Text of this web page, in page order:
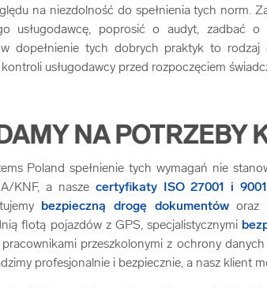
na niezdolność do spełnienia tych norm.
usługodawcę, poprosić o audyt, zadbać
dopełnienie tych dobrych praktyk to rodzaj
usługodawcy przed rozpoczęciem
NA POTRZEBY
Poland spełnienie tych wymagań nie
KNF, a nasze certyfikaty ISO 27001 i 9001
bezpieczną drogę dokumentóworaz
flotą pojazdów z GPS, specjalistycznymi
przeszkolonymi z ochrony
profesjonalnie i bezpiecznie, a nasz klient